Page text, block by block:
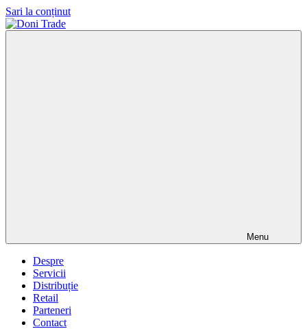
Sari la conținut
Menu
Despre
Servicii
Distribuție
Retail
Parteneri
Contact